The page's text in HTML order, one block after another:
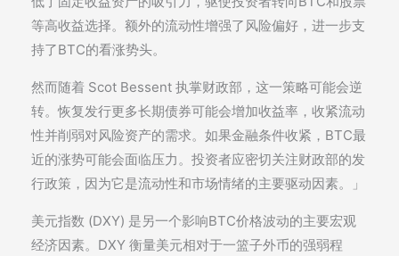
等高收益选择。额外的流动性增强了风险偏好，进一步支
持了BTC的看涨势头。
然而随着 Scot Bessent 执掌财政部，这一策略可能会逆
转。恢复发行更多长期债券可能会增加收益率，收紧流动
性并削弱对风险资产的需求。如果金融条件收紧，BTC最
近的涨势可能会面临压力。投资者应密切关注财政部的发
行政策，因为它是流动性和市场情绪的主要驱动因素。」
美元指数 (DXY) 是另一个影响BTC价格波动的主要宏观
经济因素。DXY 衡量美元相对于一篮子外币的强弱程